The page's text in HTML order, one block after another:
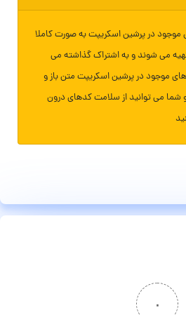
موجود در پرشین اسکریپت به صورت کاملا
می شوند و به اشتراک گذاشته می
موجود در پرشین اسکریپت متن باز و
می توانید از سلامت کدهای درون
۰